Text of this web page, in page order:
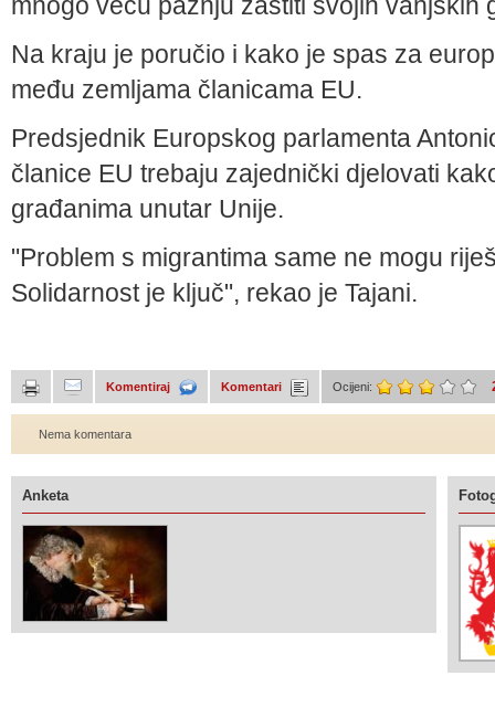
Na kraju je poručio i kako je spas za
među zemljama članicama EU.
Predsjednik Europskog parlamenta
članice EU trebaju zajednički djelovati
građanima unutar Unije.
"Problem s migrantima same ne mogu
Solidarnost je ključ", rekao je Tajani.
Komentiraj Komentari Ocijeni:
Nema komentara
Anketa